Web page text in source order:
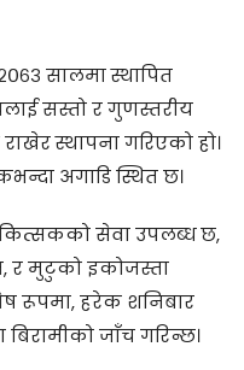
सालमा स्थापित
सस्तो र गुणस्तरीय
स्थापना गरिएको हो।
अगाडि स्थित छ।
सेवा उपलब्ध छ,
र मुटुको इकोजस्ता
रूपमा, हरेक शनिबार
बिरामीको जाँच गरिन्छ।